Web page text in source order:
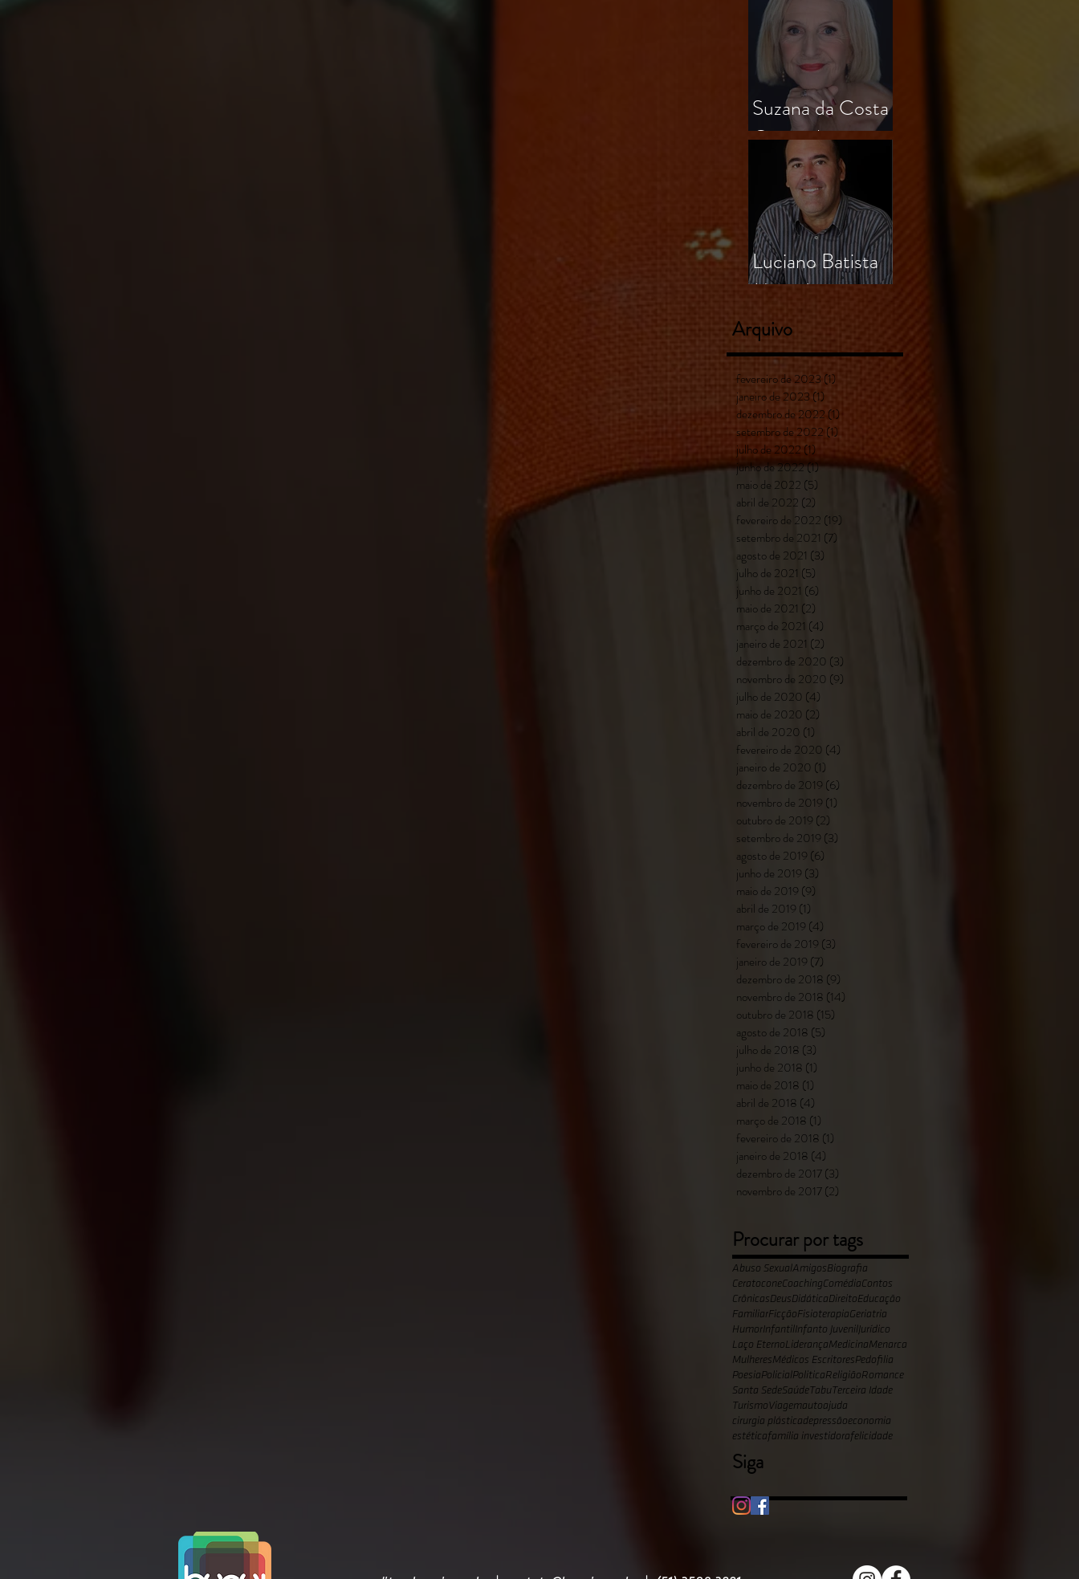
Suzana da Costa
Outeiral
Luciano Batista
Miranda
Arquivo
fevereiro de 2023 (1)
janeiro de 2023 (1)
dezembro de 2022 (1)
setembro de 2022 (1)
julho de 2022 (1)
junho de 2022(1)1 post
maio de 2022 (5)
abril de 2022 (2)
fevereiro de 2022 (19)
setembro de 2021 (7)
agosto de 2021 (3)
julho de 2021 (5)
junho de 2021 (6)
maio de 2021 (2)
março de 2021 (4)
janeiro de 2021 (2)
dezembro de 2020 (3)
novembro de 2020 (9)
julho de 2020 (4)
maio de 2020 (2)
abril de 2020 (1)
fevereiro de 2020 (4)
janeiro de 2020 (1)
dezembro de 2019 (6)
novembro de 2019 (1)
outubro de 2019 (2)
setembro de 2019 (3)
agosto de 2019 (6)
junho de 2019 (3)
maio de 2019 (9)
abril de 2019 (1)
março de 2019 (4)
fevereiro de 2019 (3)
janeiro de 2019 (7)
dezembro de 2018 (9)
novembro de 2018 (14)
outubro de 2018 (15)
agosto de 2018 (5)
julho de 2018 (3)
junho de 2018 (1)
maio de 2018 (1)
abril de 2018 (4)
março de 2018 (1)
fevereiro de 2018 (1)
janeiro de 2018 (4)
dezembro de 2017(3)
novembro de 2017(2)
Procurar por tags
Abuso SexualAmigosBiografia
CeratoconeCoachingComédiaContos
CrônicasDeusDidáticaDireitoEducação
FamiliarFicçãoFisioterapiaGeriatria
HumorInfantilInfanto JuvenilJurídico
Laço EternoLiderançaMedicinaMenarca
MulheresMédicos EscritoresPedofilia
PoesiaPolicialPoliticaReligiãoRomance
Santa SedeSaúdeTabuTerceira Idade
Turismo Viagemautoajuda
cirurgia plásticadepressãoeconomia
estéticafamília investidorafelicidade
Siga